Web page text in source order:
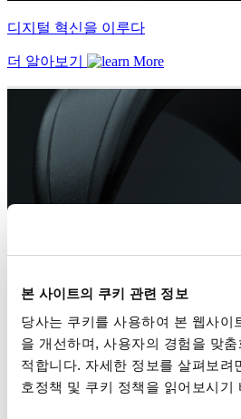
본 사이트의 쿠키 관련 정보
당사는 쿠키를 사용하여 본 웹사이
을 개선하며, 사용자의 경험을 맞
적합니다. 자세한 정보를 살펴보려
호정책 및 쿠키 정책을 읽어보시기
디지털 혁신을 이루다
더 알아보기